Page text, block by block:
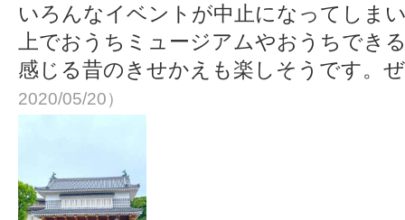
いろんなイベントが中止になってしま
上でおうちミュージアムやおうちでき
感じる昔のきせかえも楽しそうです。
2020/05/20）